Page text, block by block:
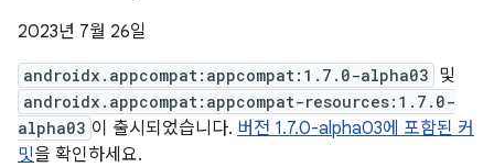
2023년 7월 26일
androidx.appcompat:appcompat:1.7.0-alpha03 및
androidx.appcompat:appcompat-resources:1.7.0-
alpha03 이 출시되었습니다. 버전 1.7.0-alpha03에 포함된 커
밋을 확인하세요.